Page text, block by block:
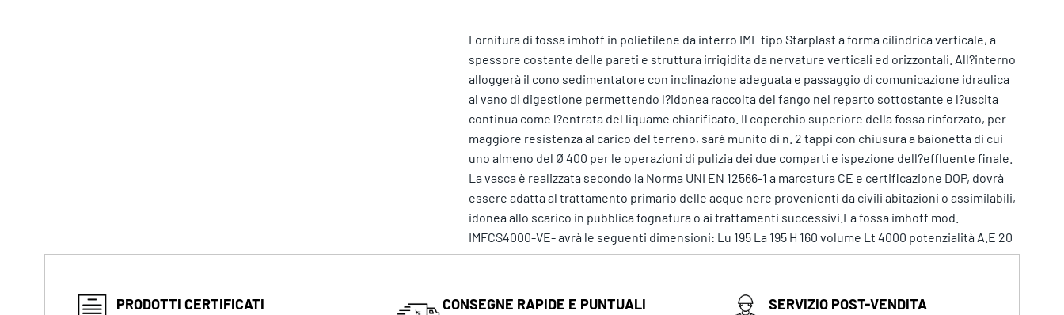
Fornitura di fossa imhoff in polietilene da interro IMF tipo Starplast a forma cilindrica verticale, a
spessore costante delle pareti e struttura irrigidita da nervature verticali ed orizzontali. All?interno
alloggerà il cono sedimentatore con inclinazione adeguata e passaggio di comunicazione idraulica
al vano di digestione permettendo l?idonea raccolta del fango nel reparto sottostante e l?uscita
continua come l?entrata del liquame chiarificato. Il coperchio superiore della fossa rinforzato, per
maggiore resistenza al carico del terreno, sarà munito di n. 2 tappi con chiusura a baionetta di cui
uno almeno del Ø 400 per le operazioni di pulizia dei due comparti e ispezione dell?effluente finale.
La vasca è realizzata secondo la Norma UNI EN 12566-1 a marcatura CE e certificazione DOP, dovrà
essere adatta al trattamento primario delle acque nere provenienti da civili abitazioni o assimilabili,
idonea allo scarico in pubblica fognatura o ai trattamenti successivi.La fossa imhoff mod.
IMFCS4000-VE- avrà le seguenti dimensioni: Lu 195 La 195 H 160 volume Lt 4000 potenzialità A.E 20
PRODOTTI CERTIFICATI CONSEGNE RAPIDE E PUNTUALI SERVIZIO POST-VENDITA